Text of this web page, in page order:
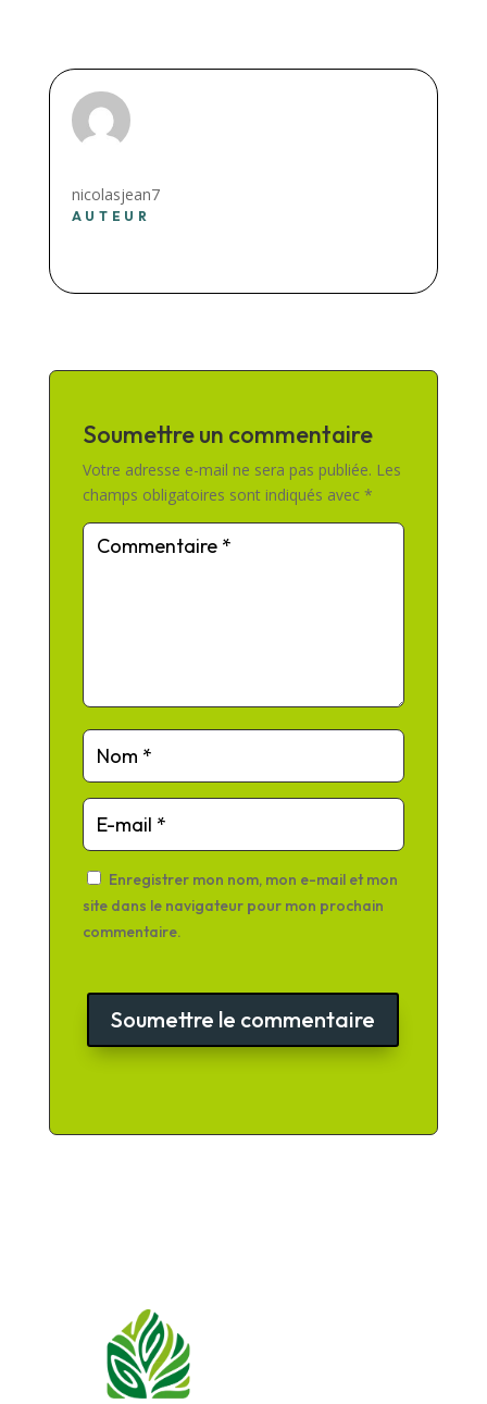
nicolasjean7
AUTEUR
Soumettre un commentaire
Votre adresse e-mail ne sera pas publiée. Les
champs obligatoires sont indiqués avec *
Enregistrer mon nom, mon e-mail et mon
site dans le navigateur pour mon prochain
commentaire.
Soumettre le commentaire